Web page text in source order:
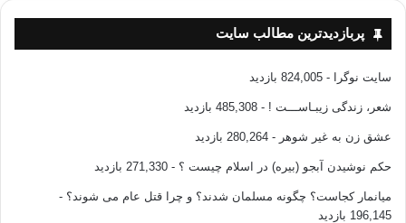
پربازدیدترین مطالب سایت
سایت نوگرا - 824,005 بازدید
شعر، زندگی زیبـاســـت ! - 485,308 بازدید
عشق زن به غیر شوهر - 280,264 بازدید
حکم نوشیدن آبجو (بیره) در اسلام چیست ؟ - 271,330 بازدید
میانمار کجاست؟ چگونه مسلمان شدند؟ و چرا قتل عام می شوند؟ -
196,145 بازدید